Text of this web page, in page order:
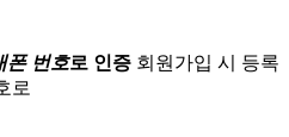
폰 번호로 인증 회원가입 시 등록
로